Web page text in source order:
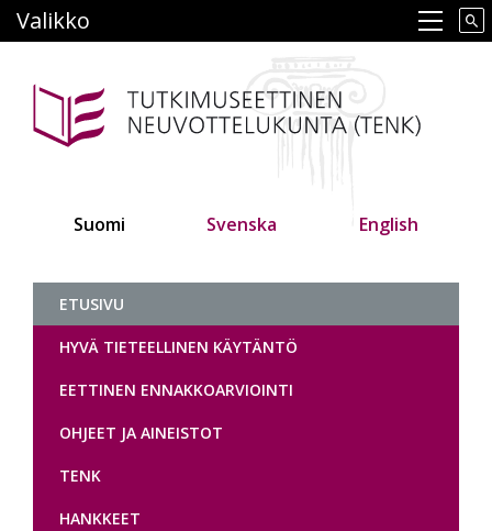
pääsisältöön
Main navigation
Valikko
Suomi Svenska English
Tutkimuseettinen
ETUSIVU
HYVÄ TIETEELLINEN KÄYTÄNTÖ
EETTINEN ENNAKKOARVIOINTI
OHJEET JA AINEISTOT
TENK
HANKKEET